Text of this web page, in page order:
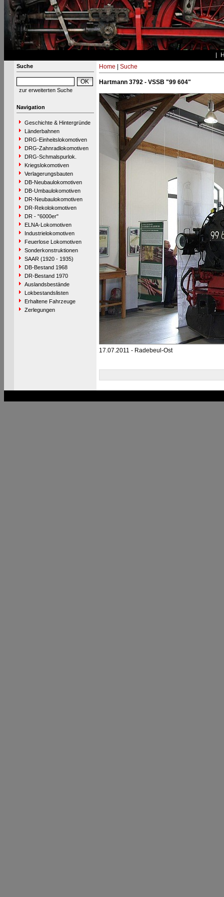
Suche
zur erweiterten Suche
Navigation
Geschichte & Hintergründe
Länderbahnen
DRG-Einheitslokomotiven
DRG-Zahnradlokomotiven
DRG-Schmalspurlok.
Kriegslokomotiven
Verlagerungsbauten
DB-Neubaulokomotiven
DB-Umbaulokomotiven
DR-Neubaulokomotiven
DR-Rekolokomotiven
DR - "6000er"
ELNA-Lokomotiven
Industrielokomotiven
Feuerlose Lokomotiven
Sonderkonstruktionen
SAAR (1920 - 1935)
DB-Bestand 1968
DR-Bestand 1970
Auslandsbestände
Lokbestandslisten
Erhaltene Fahrzeuge
Zerlegungen
Home Suche
Hartmann 3792 - VSSB "99 604"
17.07.2011 - Radebeul-Ost